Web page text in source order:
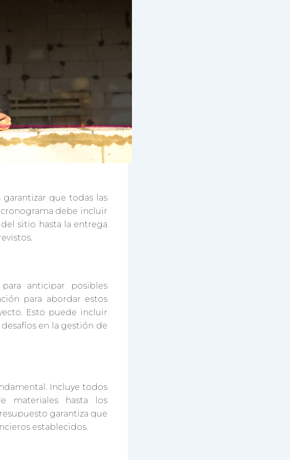
que todas las
debe incluir
sitio hasta la entrega
anticipar posibles
para abordar estos
Esto puede incluir
en la gestión de
Incluye todos
materiales hasta los
garantiza que
establecidos.